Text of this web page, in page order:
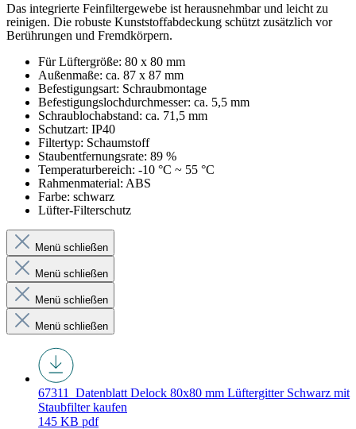
Das integrierte Feinfiltergewebe ist herausnehmbar und leicht zu
reinigen. Die robuste Kunststoffabdeckung schützt zusätzlich vor
Berührungen und Fremdkörpern.
Für Lüftergröße: 80 x 80 mm
Außenmaße: ca. 87 x 87 mm
Befestigungsart: Schraubmontage
Befestigungslochdurchmesser: ca. 5,5 mm
Schraublochabstand: ca. 71,5 mm
Schutzart: IP40
Filtertyp: Schaumstoff
Staubentfernungsrate: 89 %
Temperaturbereich: -10 °C ~ 55 °C
Rahmenmaterial: ABS
Farbe: schwarz
Lüfter-Filterschutz
Menü schließen
Menü schließen
Menü schließen
Menü schließen
67311_Datenblatt Delock 80x80 mm Lüftergitter Schwarz mit
Staubfilter kaufen
145 KB pdf